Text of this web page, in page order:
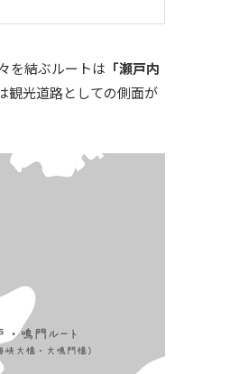
を結ぶルートは 「瀬戸内
観光道路としての側面が